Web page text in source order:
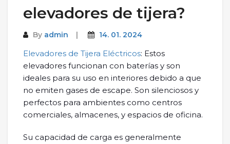
elevadores de tijera?
By admin 14. 01. 2024
Elevadores de Tijera Eléctricos: Estos
elevadores funcionan con baterías y son
ideales para su uso en interiores debido a que
no emiten gases de escape. Son silenciosos y
perfectos para ambientes como centros
comerciales, almacenes, y espacios de oficina.
Su capacidad de carga es generalmente